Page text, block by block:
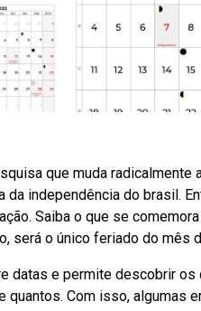
que muda radicalmente
independência do brasil.
Saiba o que se
será o único feriado do mês
datas e permite descobrir
quantos. Com isso, algumas